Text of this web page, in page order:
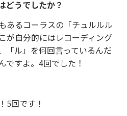
どうでしたか？
あるコーラスの「チュルルル
が自分的にはレコーディング
「ル」を何回言っているんだ
ですよ。4回でした！
5回です！